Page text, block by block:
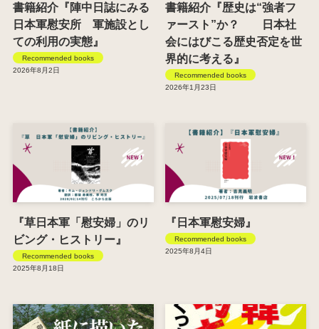
書籍紹介『陣中日誌にみる
日本軍慰安所 軍施設とし
ての利用の実態』
2026年8月2日
Recommended books
書籍紹介『歴史は“強者フ
ァースト”か？ 日本社
会にはびこる歴史否定を世
界的に考える』
2026年1月23日
Recommended books
『草日本軍「慰安婦」のリ
ビング・ヒストリー』
2025年8月18日
Recommended books
『日本軍慰安婦』
2025年8月4日
Recommended books